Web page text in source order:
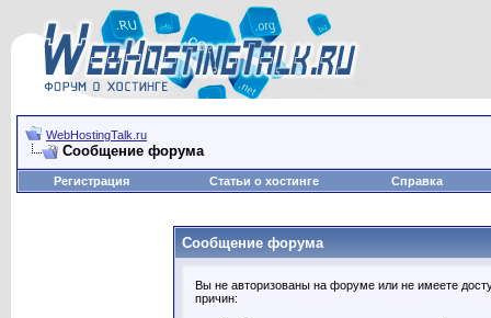
WebHostingTalk.ru
Сообщение форума
Регистрация Статьи о хостинге Справка
Сообщение форума
Вы не авторизованы на форуме или не имеете
причин: